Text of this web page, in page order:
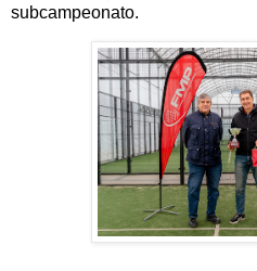
subcampeonato.